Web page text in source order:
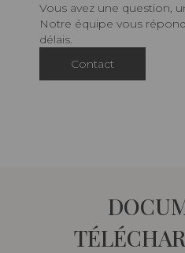
Vous avez une question,
Notre équipe vous
délais.
Contact